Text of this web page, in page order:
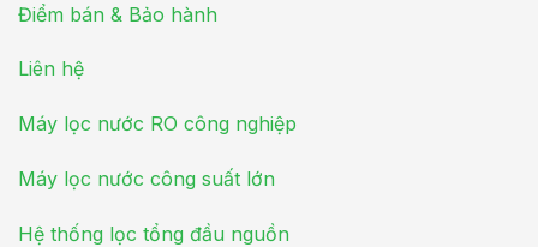
Điểm bán & Bảo hành
Liên hệ
Máy lọc nước RO công nghiệp
Máy lọc nước công suất lớn
Hệ thống lọc tổng đầu nguồn